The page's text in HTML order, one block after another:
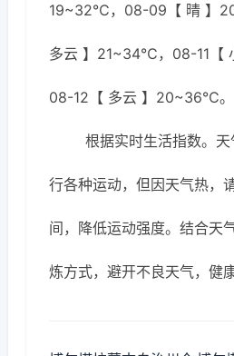
19~32℃，08-09【 晴 】
多云 】21~34℃，08-11【
08-12【 多云 】20~36℃。
根据实时生活指数。
行各种运动，但因天气热，
间，降低运动强度。结合天
炼方式，避开不良天气，健